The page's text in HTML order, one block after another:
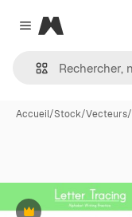
Close menu
Magnific
Accueil/Stock/Vecteurs/